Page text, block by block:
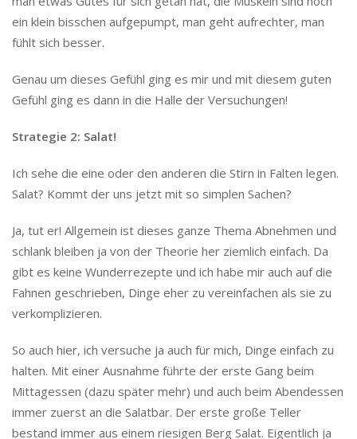
ein klein bisschen aufgepumpt, man geht aufrechter, man
fühlt sich besser.
Genau um dieses Gefühl ging es mir und mit diesem guten
Gefühl ging es dann in die Halle der Versuchungen!
Strategie 2: Salat!
Ich sehe die eine oder den anderen die Stirn in Falten legen.
Salat? Kommt der uns jetzt mit so simplen Sachen?
Ja, tut er! Allgemein ist dieses ganze Thema Abnehmen und
schlank bleiben ja von der Theorie her ziemlich einfach. Da
gibt es keine Wunderrezepte und ich habe mir auch auf die
Fahnen geschrieben, Dinge eher zu vereinfachen als sie zu
verkomplizieren.
So auch hier, ich versuche ja auch für mich, Dinge einfach zu
halten. Mit einer Ausnahme führte der erste Gang beim
Mittagessen (dazu später mehr) und auch beim Abendessen
immer zuerst an die Salatbar. Der erste große Teller
bestand immer aus einem riesigen Berg Salat. Eigentlich ja